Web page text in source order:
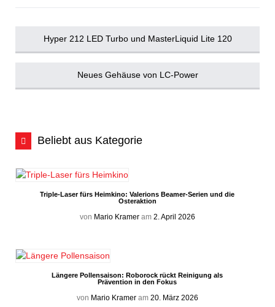
Hyper 212 LED Turbo und MasterLiquid Lite 120
Neues Gehäuse von LC-Power
Beliebt aus Kategorie
Triple-Laser fürs Heimkino: Valerions Beamer-Serien und die
Osteraktion
von Mario Kramer am 2. April 2026
Längere Pollensaison: Roborock rückt Reinigung als
Prävention in den Fokus
von Mario Kramer am 20. März 2026